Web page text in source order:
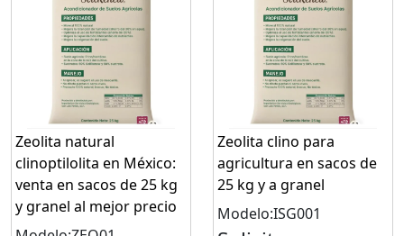
Zeolita natural
clinoptilolita en México:
venta en sacos de 25 kg
y granel al mejor precio
Zeolita clino para
agricultura en sacos de
25 kg y a granel
Modelo:ISG001